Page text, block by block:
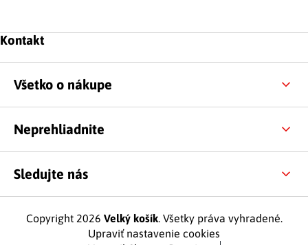
Zápätie
Kontakt
Všetko o nákupe
Neprehliadnite
Sledujte nás
Copyright 2026 Velký košík. Všetky práva vyhradené.
Upraviť nastavenie cookies